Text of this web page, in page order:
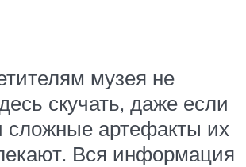
музея не
скучать, даже если
сложные артефакты их
Вся информация